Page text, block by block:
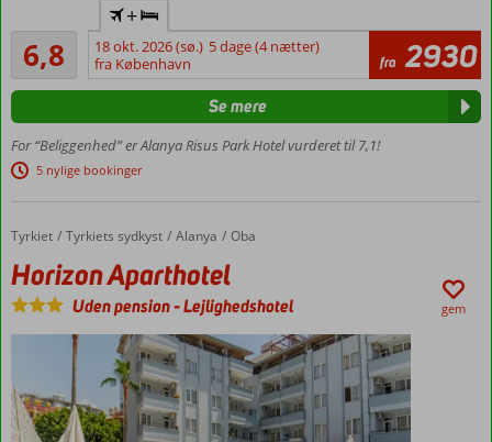
til
Gazipasa
Pool med
Gåafstand
stranden
med
5
6,8Rimeligt
159
anmeldelser
+
18 okt. 2026 (sø.) 5 dage (4 nætter)
fra København
fra 2930
For “Beliggenhed” er Alanya Risus Park Hotel vurderet til 7,1!
5 nylige bookinger
Se mere
Forside
Tyrkiet Tyrkiets sydkyst Alanya Oba
Horizon Aparthotel
Horizon Aparthotel
Uden pension-Lejlighedshotel gem